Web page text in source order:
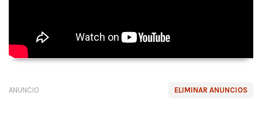
ELIMINAR ANUNCIOS
ANUNCIO